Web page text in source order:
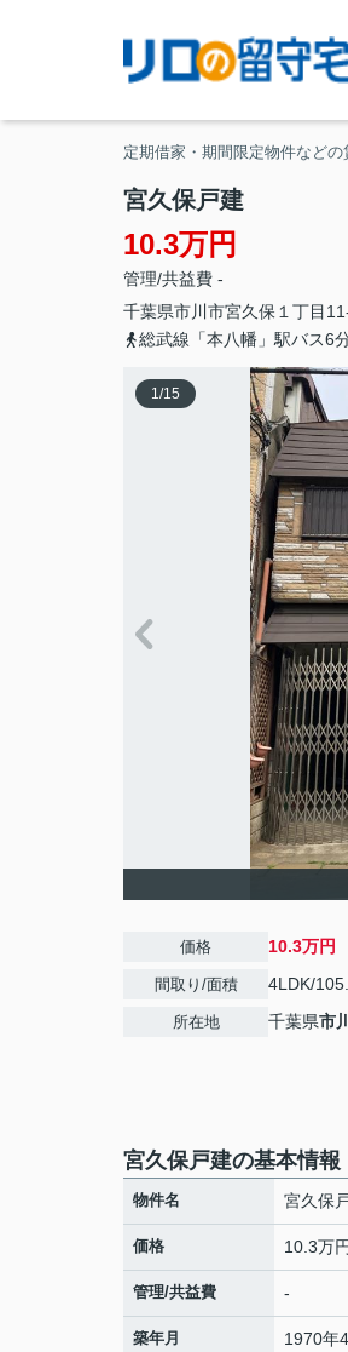
定期借家・期間限定物件など
宮久保戸建
10.3万円
管理/共益費 -
千葉県市川市宮久保 １丁目
総武線「本八幡」駅バス6
1/15
価格 10.3万円
間取り/面積 4LDK/
所在地 千葉県市
宮久保戸建の基本情報
物件名 宮久保
価格 10.3万円
管理/共益費 -
築年月 1970年